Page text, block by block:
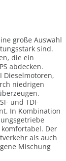
große Auswahl
sind.
die ein
abdecken.
Dieselmotoren,
niedrigen
und TDI-
In Kombination
Der
als auch
Mischung